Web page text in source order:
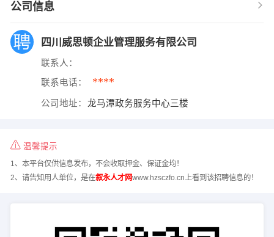
公司信息
四川威思顿企业管理服务有限公司
联系人：
联系电话： ****
公司地址： 龙马潭政务服务中心三楼
温馨提示
1、本平台仅供信息发布，不会收取押金、保证金均！
2、请告知用人单位，是在叙永人才网www.hzsczfo.cn上看到该招聘信息的！